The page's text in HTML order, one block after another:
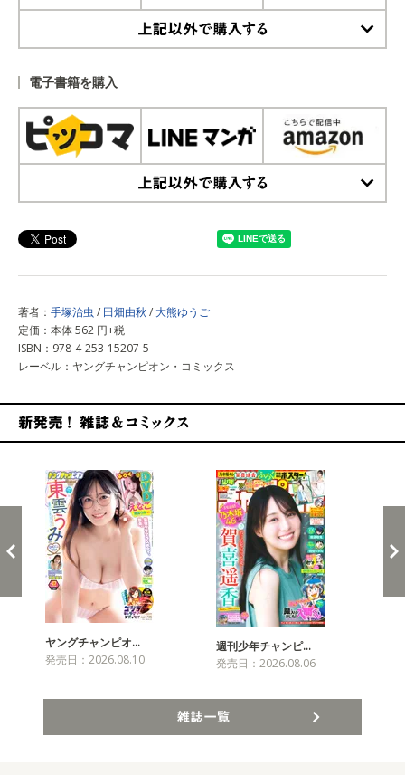
電子書籍を購入
著者： 手塚治虫 / 田畑由秋 / 大熊ゆうご
定価：本体 562 円+税
ISBN：978-4-253-15207-5
レーベル：ヤングチャンピオン・コミックス
ヤングチャンピオ…
発売日：2026.08.10
週刊少年チャンピ…
発売日：2026.08.06